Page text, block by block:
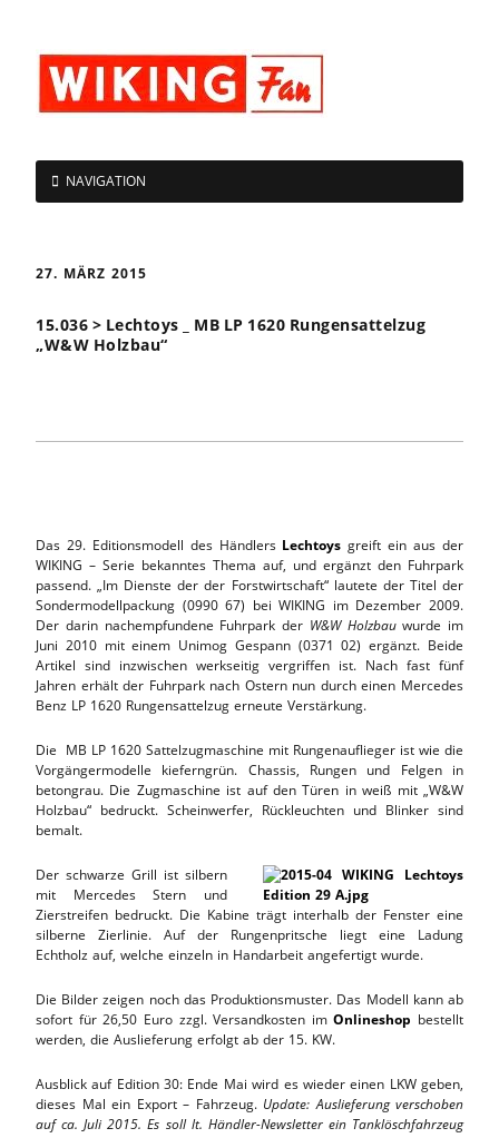
NAVIGATION
27. MÄRZ 2015
15.036 > Lechtoys _ MB LP 1620 Rungensattelzug
„W&W Holzbau“
Das 29. Editionsmodell des Händlers Lechtoys greift ein aus der
WIKING – Serie bekanntes Thema auf, und ergänzt den Fuhrpark
passend. „Im Dienste der der Forstwirtschaft“ lautete der Titel der
Sondermodellpackung (0990 67) bei WIKING im Dezember 2009.
Der darin nachempfundene Fuhrpark der W&W Holzbauwurde im
Juni 2010 mit einem Unimog Gespann (0371 02) ergänzt. Beide
Artikel sind inzwischen werkseitig vergriffen ist. Nach fast fünf
Jahren erhält der Fuhrpark nach Ostern nun durch einen Mercedes
Benz LP 1620 Rungensattelzug erneute Verstärkung.
Die MB LP 1620 Sattelzugmaschine mit Rungenauflieger ist wie die
Vorgängermodelle kieferngrün. Chassis, Rungen und Felgen in
betongrau. Die Zugmaschine ist auf den Türen in weiß mit „W&W
Holzbau“ bedruckt. Scheinwerfer, Rückleuchten und Blinker sind
bemalt.
Der schwarze Grill ist silbern
mit Mercedes Stern und
Zierstreifen bedruckt. Die Kabine trägt interhalb der Fenster eine
silberne Zierlinie. Auf der Rungenpritsche liegt eine Ladung
Echtholz auf, welche einzeln in Handarbeit angefertigt wurde.
Die Bilder zeigen noch das Produktionsmuster. Das Modell kann ab
sofort für 26,50 Euro zzgl. Versandkosten imOnlineshop bestellt
werden, die Auslieferung erfolgt ab der 15. KW.
Ausblick auf Edition 30: Ende Mai wird es wieder einen LKW geben,
dieses Mal ein Export – Fahrzeug. Update: Auslieferung verschoben
auf ca. Juli 2015. Es soll lt. Händler-Newsletter ein Tanklöschfahrzeug